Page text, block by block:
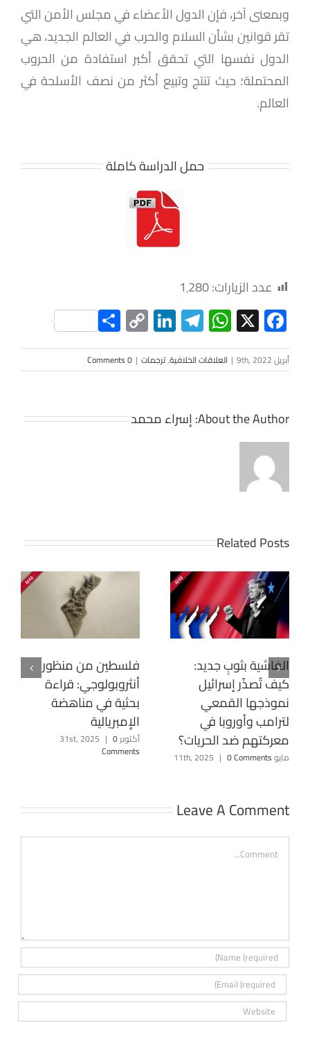
وبمعنى آخر، فإن الدول الأعضاء في مجلس الأمن التي
تقر قوانين بشأن السلام والحرب في العالم الجديد، هي
الدول نفسها التي تحقق أكبر استفادة من الحروب
المحتملة؛ حيث تنتج وتبيع أكثر من نصف الأسلحة في
العالم.
حمل الدراسة كاملة
عدد الزيارات:1٬280
Facebook
X
WhatsApp
Telegram
LinkedIn
Copy
Link
Share
أبريل 9th, 2022 | العلاقات الخلافية,ترجمات |
0 Comments
About the Author: إسراء محمد
Related Posts
فلسطين من منظور
أنثروبولوجي: قراءة
بحثية في مناهضة
الإمبريالية
أكتوبر 31st, 2025 | 0
Comments
الفاشية بثوبٍ جديد:
كيف تُصدِّر إسرائيل
نموذجها القمعي
لترامب وأوروبا في
معركتهم ضد الحريات؟
مايو 11th, 2025 | 0 Comments
Leave A Comment
Comment